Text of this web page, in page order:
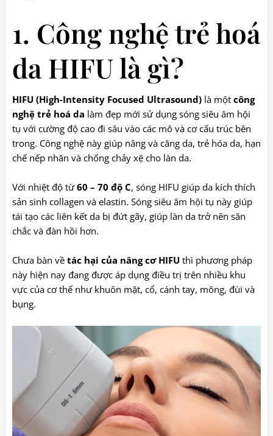
1. Công nghệ trẻ hoá
da HIFU là gì?
HIFU (High-Intensity Focused Ultrasound) là một công
nghệ trẻ hoá da làm đẹp mới sử dụng sóng siêu âm hội
tụ với cường độ cao đi sâu vào các mô và cơ cấu trúc bên
trong. Công nghệ này giúp nâng và căng da, trẻ hóa da, hạn
chế nếp nhăn và chống chảy xệ cho làn da.
Với nhiệt độ từ60 – 70 độ C, sóng HIFU giúp da kích thích
sản sinh collagen và elastin. Sóng siêu âm hội tụ này giúp
tái tạo các liên kết da bị đứt gãy, giúp làn da trở nên săn
chắc và đàn hồi hơn.
Chưa bàn về tác hại của nâng cơ HIFU thì phương pháp
này hiện nay đang được áp dụng điều trị trên nhiều khu
vực của cơ thể như khuôn mặt, cổ, cánh tay, mông, đùi và
bụng.